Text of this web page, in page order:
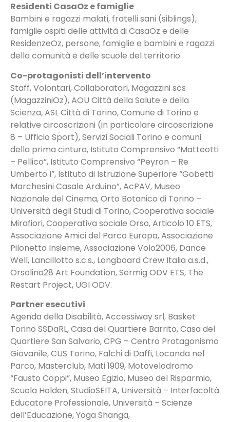
Residenti CasaOz e famiglie
Bambini e ragazzi malati, fratelli sani (siblings),
famiglie ospiti delle attività di CasaOz e delle
ResidenzeOz, persone, famiglie e bambini e ragazzi
della comunità e delle scuole del territorio.
Co-protagonisti dell’intervento
Staff, Volontari, Collaboratori, Magazzini scs
(MagazziniOz), AOU Città della Salute e della
Scienza, ASL Città di Torino, Comune di Torino e
relative circoscrizioni (in particolare circoscrizione
8 – Ufficio Sport), Servizi Sociali Torino e comuni
della prima cintura, Istituto Comprensivo “Matteotti
– Pellico”, Istituto Comprensivo “Peyron – Re
Umberto I”, Istituto di Istruzione Superiore “Gobetti
Marchesini Casale Arduino”, AcPAV, Museo
Nazionale del Cinema, Orto Botanico di Torino –
Università degli Studi di Torino, Cooperativa sociale
Mirafiori, Cooperativa sociale Orso, Articolo 10 ETS,
Associazione Amici del Parco Europa, Associazione
Pilonetto Insieme, Associazione Volo2006, Dance
Well, Lancillotto s.c.s., Longboard Crew Italia a.s.d.,
Orsolina28 Art Foundation, Sermig ODV ETS, The
Restart Project, UGI ODV.
Partner esecutivi
Agenda della Disabilità, Accessiway srl, Basket
Torino SSDaRL, Casa del Quartiere Barrito, Casa del
Quartiere San Salvario, CPG – Centro Protagonismo
Giovanile, CUS Torino, Falchi di Daffi, Locanda nel
Parco, Masterclub, Mati 1909, Motovelodromo
“Fausto Coppi”, Museo Egizio, Museo del Risparmio,
Scuola Holden, StudioSEITA, Università – Interfacoltà
Educatore Professionale, Università – Scienze
dell’Educazione, Yoga Shanga,